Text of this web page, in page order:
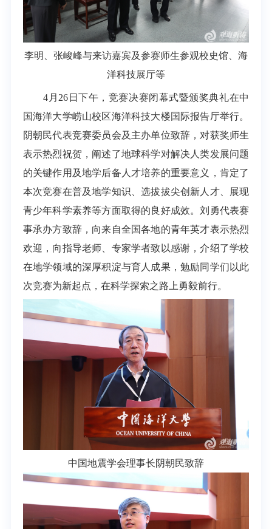
李明、张峻峰与来访嘉宾及参赛师生参观校史馆、海
洋科技展厅等
4月26日下午，竞赛决赛闭幕式暨颁奖典礼在中
国海洋大学崂山校区海洋科技大楼国际报告厅举行。
阴朝民代表竞赛委员会及主办单位致辞，对获奖师生
表示热烈祝贺，阐述了地球科学对解决人类发展问题
的关键作用及地学后备人才培养的重要意义，肯定了
本次竞赛在普及地学知识、选拔拔尖创新人才、展现
青少年科学素养等方面取得的良好成效。刘勇代表赛
事承办方致辞，向来自全国各地的青年英才表示热烈
欢迎，向指导老师、专家学者致以感谢，介绍了学校
在地学领域的深厚积淀与育人成果，勉励同学们以此
次竞赛为新起点，在科学探索之路上勇毅前行。
中国地震学会理事长阴朝民致辞